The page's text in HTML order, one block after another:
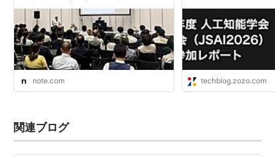
研究成果公開の再設計」開催報告｜一
般社団法人 情報科学技術協会
（INFOSTA）
note.com techblog.zozo.com
関連ブログ